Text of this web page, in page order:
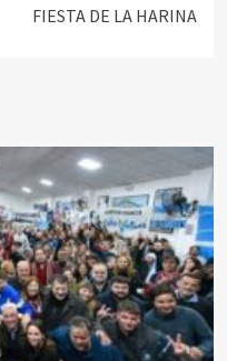
FIESTA DE LA HARINA